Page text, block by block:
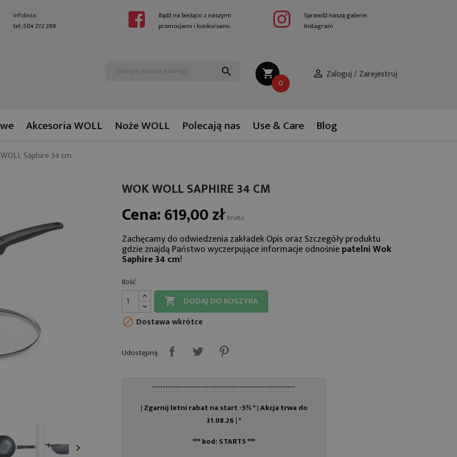
Infolinia:
tel.:504 272 288
Bądź na bieżąco z naszymi
promocjami i konkursami.
Sprawdź naszą galerie.
Instagram
search shopping_cart
0

Akcesoria WOLL Noże WOLL Polecają nas Use & Care Blog
Saphire 34 cm

WOK WOLL SAPHIRE 34 CM
Cena:619,00 zł Brutto
Zachęcamy do odwiedzenia zakładekOpis oraz Szczegóły produktu
gdzie znajdą Państwo wyczerpujące informacje odnośniepatelni Wok
Saphire 34 cm!
Ilość
 DODAJ DO KOSZYKA
 Dostawa wkrótce
Udostępnij
--------------------------------------------------------
| Zgarnij letni rabat na start -5% * |Akcja trwa do
31.08.26 | *
*** kod: START5 ***